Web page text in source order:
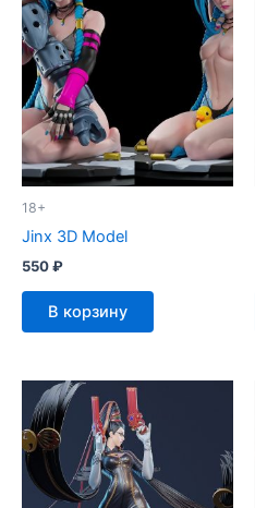
18+
Jinx 3D Model
550₽
В корзину